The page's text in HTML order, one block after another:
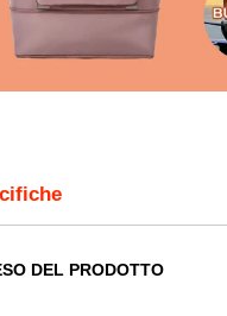
DEL PRODOTTO